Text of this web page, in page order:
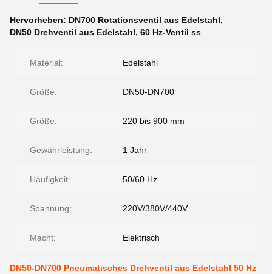
Hervorheben: DN700 Rotationsventil aus Edelstahl,
DN50 Drehventil aus Edelstahl, 60 Hz-Ventil ss
Material: Edelstahl
Größe: DN50-DN700
Größe: 220 bis 900 mm
Gewährleistung: 1 Jahr
Häufigkeit: 50/60 Hz
Spannung: 220V/380V/440V
Macht: Elektrisch
DN50-DN700 Pneumatisches Drehventil aus Edelstahl 50 Hz